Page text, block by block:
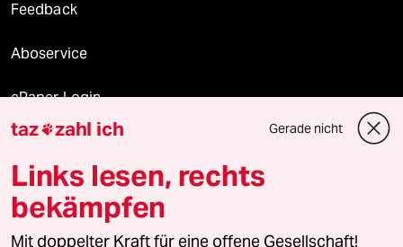
Feedback
Aboservice
ePaper Login
Downloads für Abonnierende
© 2026 taz Verlags und Vertriebs GmbH
Alle Rechte vorbehalten. Bei rechtlichen Fragen oder für Genehmigungen
taz zahl ich Gerade nicht
Links lesen, rechts
bekämpfen
Mit doppelter Kraft für eine offene Gesellschaft!